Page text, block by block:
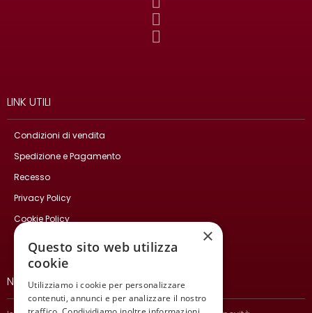
LINK UTILI
Condizioni di vendita
Spedizione e Pagamento
Recesso
Privacy Policy
Cookie Policy
NEWSLETTER
×
Questo sito web utilizza
cookie
Utilizziamo i cookie per personalizzare
contenuti, annunci e per analizzare il nostro